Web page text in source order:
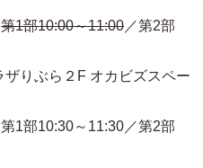
第1部10:00～11:00 ／第2部
ら２F オカビズスペー
～11:30／第2部